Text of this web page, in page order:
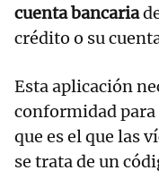
cuenta bancaria
crédito o su
Esta aplicación
conformidad para
que es el que las
se trata de un